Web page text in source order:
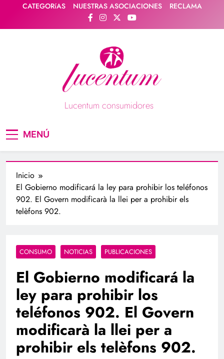
contenido
CATEGORíAS NUESTRAS ASOCIACIONES RECLAMA
Lucentum consumidores
MENÚ
Inicio
El Gobierno modificará la ley para prohibir los teléfonos
902. El Govern modificarà la llei per a prohibir els
telèfons 902.
CONSUMO NOTICIAS PUBLICACIONES
El Gobierno modificará la
ley para prohibir los
teléfonos 902. El Govern
modificarà la llei per a
prohibir els telèfons 902.